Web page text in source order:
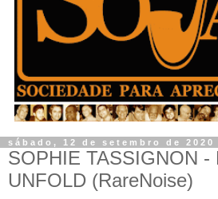
sábado, 12 de setembro de 2020
SOPHIE TASSIGNON -
UNFOLD (RareNoise)